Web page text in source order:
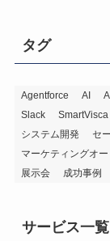
タグ
Agentforce AI
Slack
SmartVisca
システム開発
セ
マーケティングオ
展示会
成功事例
サービス一覧